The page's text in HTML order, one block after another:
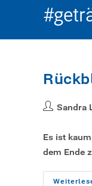
Sandra
Es ist
dem Ende